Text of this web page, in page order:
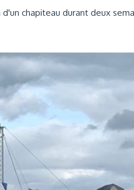
chapiteau durant deux